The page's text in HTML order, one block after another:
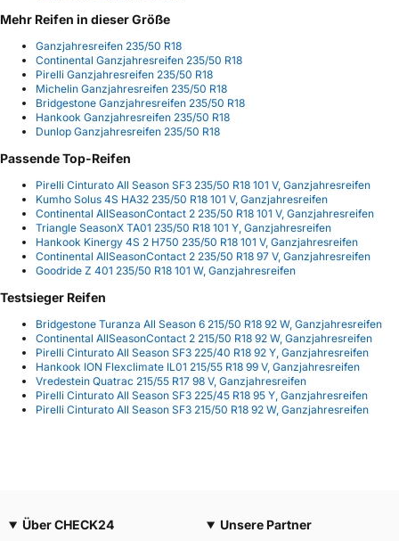
Mehr Reifen in dieser Größe
Ganzjahresreifen 235/50 R18
Continental Ganzjahresreifen 235/50 R18
Pirelli Ganzjahresreifen 235/50 R18
Michelin Ganzjahresreifen 235/50 R18
Bridgestone Ganzjahresreifen 235/50 R18
Hankook Ganzjahresreifen 235/50 R18
Dunlop Ganzjahresreifen 235/50 R18
Passende Top-Reifen
Pirelli Cinturato All Season SF3 235/50 R18 101 V, Ganzjahresreifen
Kumho Solus 4S HA32 235/50 R18 101 V, Ganzjahresreifen
Continental AllSeasonContact 2 235/50 R18 101 V, Ganzjahresreifen
Triangle SeasonX TA01 235/50 R18 101 Y, Ganzjahresreifen
Hankook Kinergy 4S 2 H750 235/50 R18 101 V, Ganzjahresreifen
Continental AllSeasonContact 2 235/50 R18 97 V, Ganzjahresreifen
Goodride Z 401 235/50 R18 101 W, Ganzjahresreifen
Testsieger Reifen
Bridgestone Turanza All Season 6 215/50 R18 92 W, Ganzjahresreifen
Continental AllSeasonContact 2 215/50 R18 92 W, Ganzjahresreifen
Pirelli Cinturato All Season SF3 225/40 R18 92 Y, Ganzjahresreifen
Hankook ION Flexclimate IL01 215/55 R18 99 V, Ganzjahresreifen
Vredestein Quatrac 215/55 R17 98 V, Ganzjahresreifen
Pirelli Cinturato All Season SF3 225/45 R18 95 Y, Ganzjahresreifen
Pirelli Cinturato All Season SF3 215/50 R18 92 W, Ganzjahresreifen
Über CHECK24
Unsere Partner